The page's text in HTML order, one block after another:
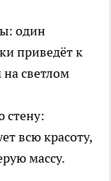
один
приведёт к
светлом
стену:
всю красоту,
массу.